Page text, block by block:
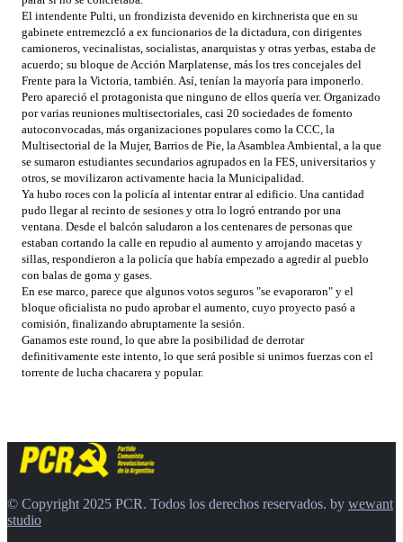
El intendente Pulti, un frondizista devenido en kirchnerista que en su
gabinete entremezcló a ex funcionarios de la dictadura, con dirigentes
camioneros, vecinalistas, socialistas, anarquistas y otras yerbas, estaba de
acuerdo; su bloque de Acción Marplatense, más los tres concejales del
Frente para la Victoria, también. Así, tenían la mayoría para imponerlo.
Pero apareció el protagonista que ninguno de ellos quería ver. Organizado
por varias reuniones multisectoriales, casi 20 sociedades de fomento
autoconvocadas, más organizaciones populares como la CCC, la
Multisectorial de la Mujer, Barrios de Pie, la Asamblea Ambiental, a la que
se sumaron estudiantes secundarios agrupados en la FES, universitarios y
otros, se movilizaron activamente hacia la Municipalidad.
Ya hubo roces con la policía al intentar entrar al edificio. Una cantidad
pudo llegar al recinto de sesiones y otra lo logró entrando por una
ventana. Desde el balcón saludaron a los centenares de personas que
estaban cortando la calle en repudio al aumento y arrojando macetas y
sillas, respondieron a la policía que había empezado a agredir al pueblo
con balas de goma y gases.
En ese marco, parece que algunos votos seguros "se evaporaron" y el
bloque oficialista no pudo aprobar el aumento, cuyo proyecto pasó a
comisión, finalizando abruptamente la sesión.
Ganamos este round, lo que abre la posibilidad de derrotar
definitivamente este intento, lo que será posible si unimos fuerzas con el
torrente de lucha chacarera y popular.
© Copyright 2025 PCR. Todos los derechos reservados. by wewant
studio